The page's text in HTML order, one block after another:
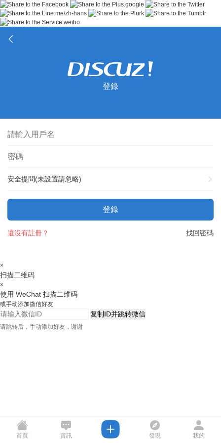
登錄
安全提問(未設置請忽略)
登錄
找回密碼
還沒有註冊？
×
扫描二维码
×
使用 WeChat 扫描二维码
或手动添加微信好友
复制ID并跳转微信
请跳转后，手动添加好友，谢谢
首頁 資訊 發現 我的